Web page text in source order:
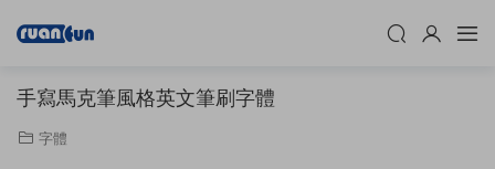
手寫馬克筆風格英文筆刷字體
字體